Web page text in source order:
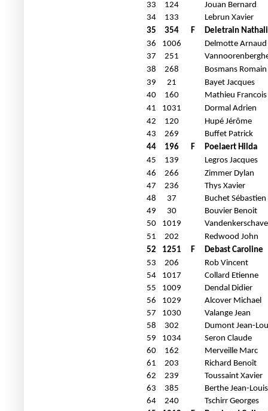
33
124
Jouan Bernard
34
133
Lebrun Xavier
35
354 F
Deletrain
36
1006
Delmotte Arnaud
37
251
38
268
Bosmans Romain
39
21
Bayet Jacques
40
160
Mathieu Francois
41
1031
Dormal Adrien
42
120
Hupé Jérôme
43
269
Buffet Patrick
44
196 F
Poelaert Hilda
45
139
Legros Jacques
46
266
Zimmer Dylan
47
236
Thys Xavier
48
37
Buchet Sébastien
49
30
Bouvier Benoit
50
1019
51
202
Redwood John
52
1251 F
Debast Caroline
53
206
Rob Vincent
54
1017
Collard Etienne
55
1009
Dendal Didier
56
1029
Alcover Michael
57
1030
Valange Jean
58
302
Dumont Jean-
59
1034
Seron Claude
60
162
Merveille Marc
61
203
Richard Benoît
62
239
Toussaint Xavier
63
385
Berthe Jean-Louis
64
240
Tschirr Georges